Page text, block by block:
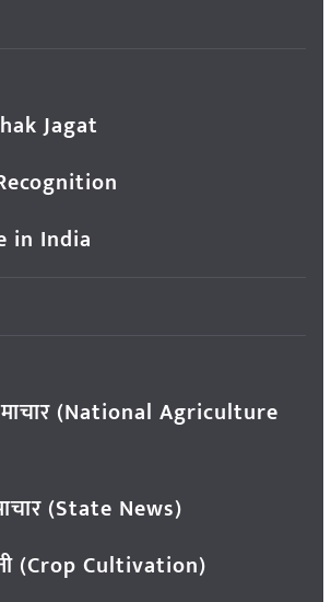
Jagat
in India
समाचार (National Agriculture
(State News)
(Crop Cultivation)